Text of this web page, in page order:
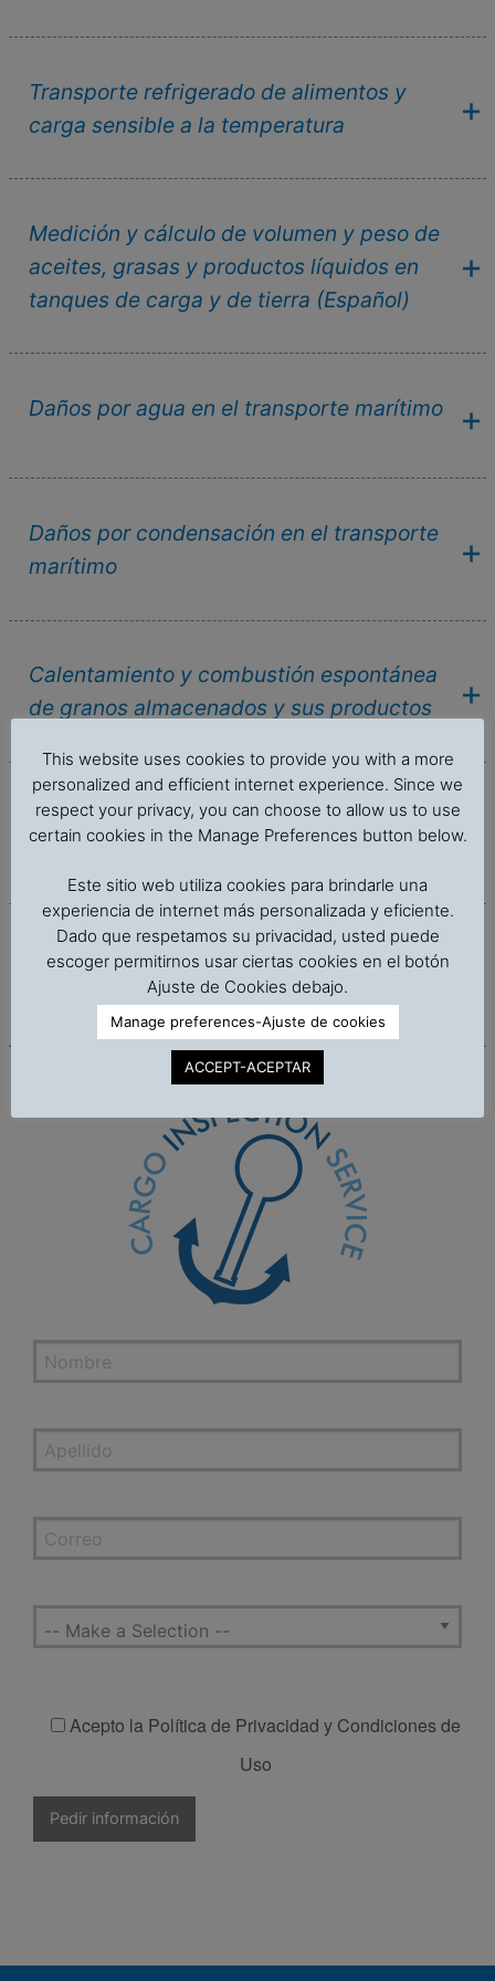
Transporte refrigerado de alimentos y
carga sensible a la temperatura
Medición y cálculo de volumen y peso de
aceites, grasas y productos líquidos en
tanques de carga y de tierra (Español)
Daños por agua en el transporte marítimo
Daños por condensación en el transporte
marítimo
Calentamiento y combustión espontánea
de granos almacenados y sus productos
Transporte marítimo de granos y sus
productos
Higiene en la preparación y servicio de
alimentos (Español-Gratis)
Acepto la Política de Privacidad y Condiciones de
Uso
This website uses cookies to provide you with a more
personalized and efficient internet experience. Since we
respect your privacy, you can choose to allow us to use
certain cookies in the Manage Preferences button below.
Este sitio web utiliza cookies para brindarle una
experiencia de internet más personalizada y eficiente.
Dado que respetamos su privacidad, usted puede
escoger permitirnos usar ciertas cookies en el botón
Ajuste de Cookies debajo.
Manage preferences-Ajuste de cookies
ACCEPT-ACEPTAR